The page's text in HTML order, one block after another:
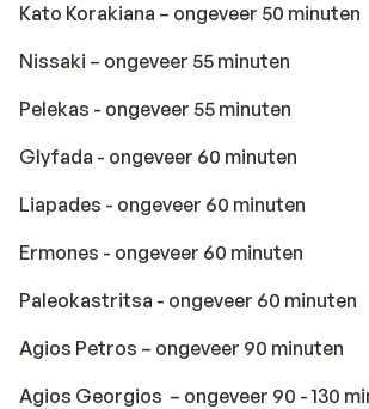
Kato Korakiana – ongeveer 50 minuten
Nissaki – ongeveer 55 minuten
Pelekas - ongeveer 55 minuten
Glyfada - ongeveer 60 minuten
Liapades - ongeveer 60 minuten
Ermones - ongeveer 60 minuten
Paleokastritsa - ongeveer 60 minuten
Agios Petros – ongeveer 90 minuten
Agios Georgios – ongeveer 90 - 130